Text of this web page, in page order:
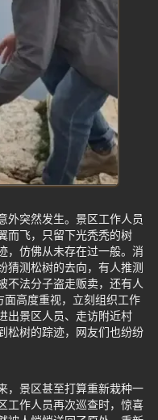
外突然发生。景区工作人员
而飞，只留下光秃秃的树
，仿佛从未存在过一般。消
猜测松树的去向，有人推测
不法分子盗走贩卖，还有人
面高度重视，立刻组织工作
出景区人员、走访附近村
松树的踪迹，网友们也纷纷
，景区甚至打算重新栽种一
工作人员再次巡查时，惊喜